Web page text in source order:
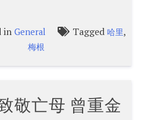
inGeneral Tagged哈里,
梅根
敬亡母 曾重金